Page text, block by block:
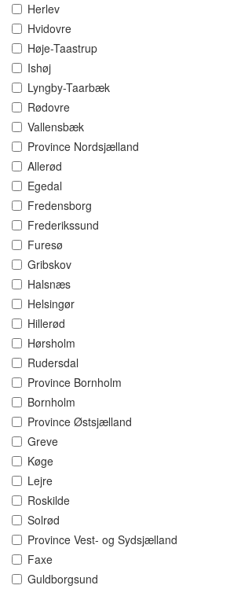
Herlev
Hvidovre
Høje-Taastrup
Ishøj
Lyngby-Taarbæk
Rødovre
Vallensbæk
Province Nordsjælland
Allerød
Egedal
Fredensborg
Frederikssund
Furesø
Gribskov
Halsnæs
Helsingør
Hillerød
Hørsholm
Rudersdal
Province Bornholm
Bornholm
Province Østsjælland
Greve
Køge
Lejre
Roskilde
Solrød
Province Vest- og Sydsjælland
Faxe
Guldborgsund